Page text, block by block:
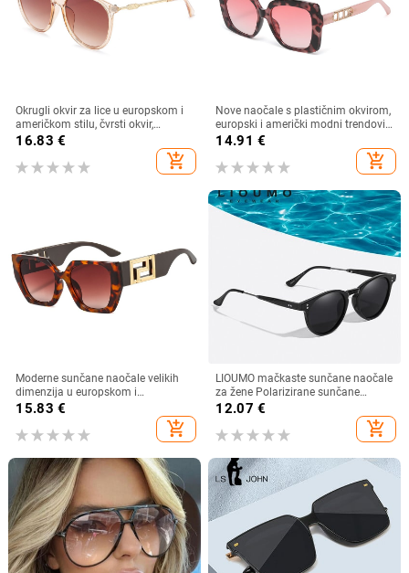
Okrugli okvir za lice u europskom i
američkom stilu, čvrsti okvir,
moderne retro okrugle metalne
naočale
16.83 €
add_shopping_cart
Nove naočale s plastičnim okvirom,
europski i američki modni trendovi
s velikim okvirom, sunčane naočale
14.91 €
add_shopping_cart
Moderne sunčane naočale velikih
dimenzija u europskom i
američkom stilu, ženske četvrtaste
sunčane naočale s otvorenim
krojem i širokim nogama,
prekograničnim krojem
15.83 €
add_shopping_cart
LIOUMO mačkaste sunčane naočale
za žene Polarizirane sunčane
naočale za muškarce Anti-Glare
Vintage naočale Trendy Shade
Brown Lens zonnebril dames
12.07 €
add_shopping_cart